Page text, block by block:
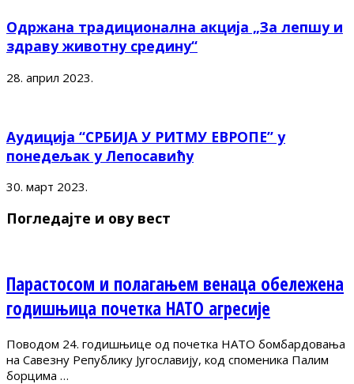
Одржана традиционална акција „За лепшу и
здраву животну средину“
28. април 2023.
Аудиција “СРБИЈА У РИТМУ ЕВРОПЕ” у
понедељак у Лепосавићу
30. март 2023.
Погледајте и ову вест
Парастосом и полагањем венаца обележена
годишњица почетка НАТО агресије
Поводом 24. годишњице од почетка НАТО бомбардовања
на Савезну Републику Југославију, код споменика Палим
борцима …